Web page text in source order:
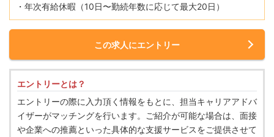
・年次有給休暇（10日〜勤続年数に応じて最大20日）
この求人にエントリー
エントリーとは？
エントリーの際に入力頂く情報をもとに、担当キャリアアドバ
イザーがマッチングを行います。ご紹介が可能な場合は、面接
や企業への推薦といった具体的な支援サービスをご提供させて